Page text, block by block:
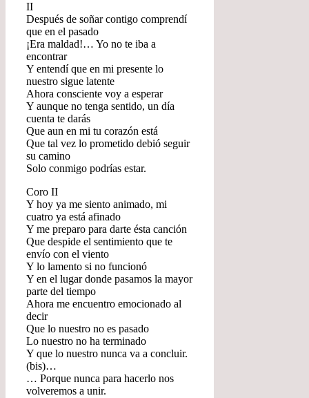
II
Después de soñar contigo comprendí
que en el pasado
¡Era maldad!… Yo no te iba a
encontrar
Y entendí que en mi presente lo
nuestro sigue latente
Ahora consciente voy a esperar
Y aunque no tenga sentido, un día
cuenta te darás
Que aun en mi tu corazón está
Que tal vez lo prometido debió seguir
su camino
Solo conmigo podrías estar.
Coro II
Y hoy ya me siento animado, mi
cuatro ya está afinado
Y me preparo para darte ésta canción
Que despide el sentimiento que te
envío con el viento
Y lo lamento si no funcionó
Y en el lugar donde pasamos la mayor
parte del tiempo
Ahora me encuentro emocionado al
decir
Que lo nuestro no es pasado
Lo nuestro no ha terminado
Y que lo nuestro nunca va a concluir.
(bis)…
… Porque nunca para hacerlo nos
volveremos a unir.